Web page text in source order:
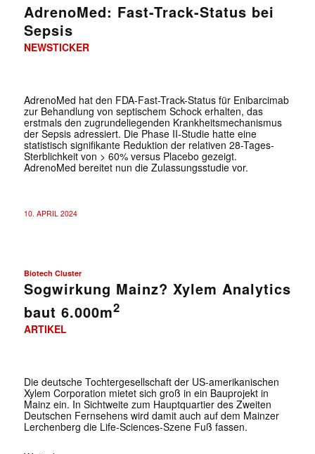
AdrenoMed: Fast-Track-Status bei
Sepsis
NEWSTICKER
AdrenoMed hat den FDA-Fast-Track-Status für Enibarcimab
zur Behandlung von septischem Schock erhalten, das
erstmals den zugrundeliegenden Krankheitsmechanismus
der Sepsis adressiert. Die Phase II-Studie hatte eine
statistisch signifikante Reduktion der relativen 28-Tages-
Sterblichkeit von > 60% versus Placebo gezeigt.
AdrenoMed bereitet nun die Zulassungsstudie vor.
10. APRIL 2024
Biotech Cluster
Sogwirkung Mainz? Xylem Analytics
baut 6.000m2
ARTIKEL
Die deutsche Tochtergesellschaft der US-amerikanischen
Xylem Corporation mietet sich groß in ein Bauprojekt in
Mainz ein. In Sichtweite zum Hauptquartier des Zweiten
Deutschen Fernsehens wird damit auch auf dem Mainzer
Lerchenberg die Life-Sciences-Szene Fuß fassen.